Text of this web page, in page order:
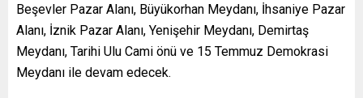
Beşevler Pazar Alanı, Büyükorhan Meydanı, İhsaniye Pazar
Alanı, İznik Pazar Alanı, Yenişehir Meydanı, Demirtaş
Meydanı, Tarihi Ulu Cami önü ve 15 Temmuz Demokrasi
Meydanı ile devam edecek.